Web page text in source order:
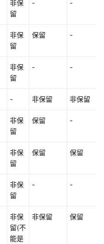
非保
留
- -
非保
留
保留 -
非保
留
- -
- 非保留 非保留
非保
留
保留 -
非保
留
保留 保留
非保
留
- -
非保
留(不
能是
非保留 保留